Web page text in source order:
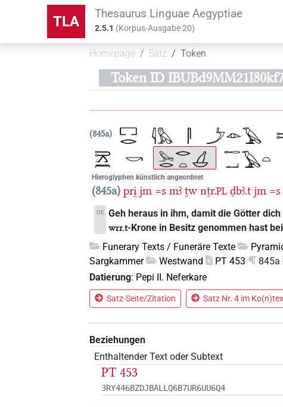
TLA Thesaurus Linguae Aegyptiae
2.5.1 (Korpus-Ausgabe20)
Homepage Satz Token
Token ID
845a
Hieroglyphen künstlich angeordnet
845a pri̯ jm =s mꜣ ṯw nṯr.PL ḏbꜣ.t jm =s
DE Geh heraus in ihm, damit die Götter
wrr.t-Krone in Besitz genommen hast
Funerary Texts / Funeräre Texte
Sargkammer
Westwand PT 453 845a
Datierung: Pepi II. Neferkare
Satz-Seite/Zitation Satz Nr. 4 im
Beziehungen
Enthaltender Text oder Subtext
PT 453
3RY446BZDJBALLQ6B7UR6UU6Q4